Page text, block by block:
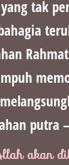
tak
putra
akan